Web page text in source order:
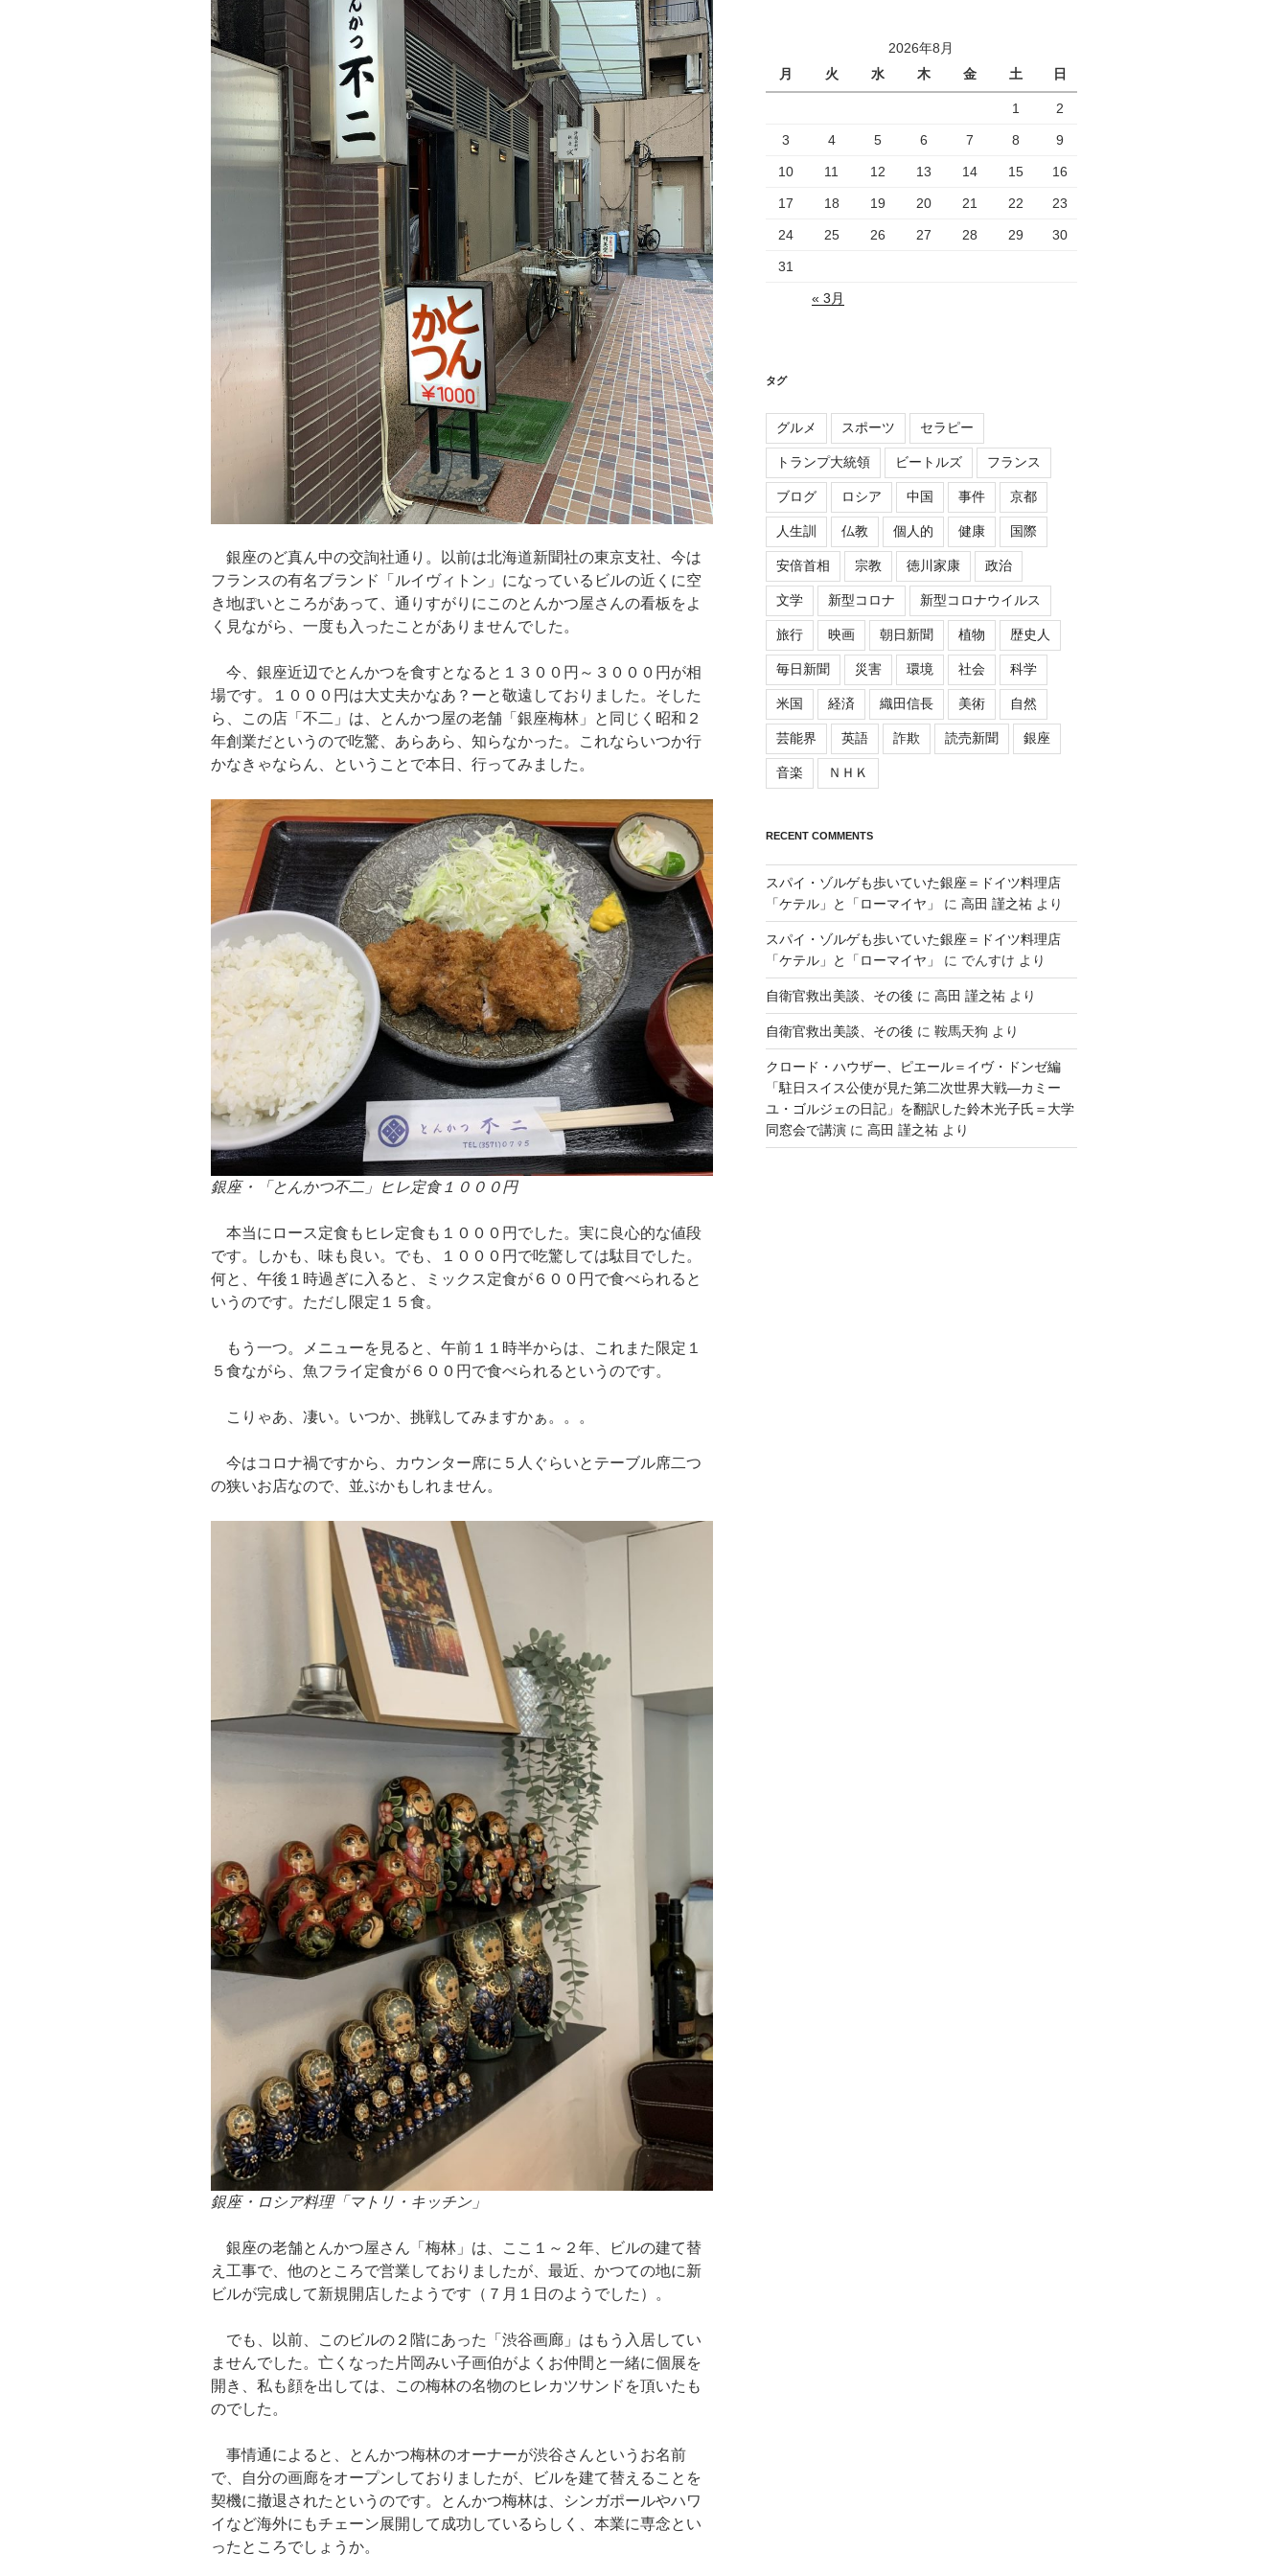
銀座のど真ん中の交詢社通り。以前は北海道新聞社の東京支社、今は
フランスの有名ブランド「ルイヴィトン」になっているビルの近くに空
き地ぽいところがあって、通りすがりにこのとんかつ屋さんの看板をよ
く見ながら、一度も入ったことがありませんでした。
今、銀座近辺でとんかつを食すとなると１３００円～３０００円が相
場です。１０００円は大丈夫かなあ？ーと敬遠しておりました。そした
ら、この店「不二」は、とんかつ屋の老舗「銀座梅林」と同じく昭和２
年創業だというので吃驚、あらあら、知らなかった。これならいつか行
かなきゃならん、ということで本日、行ってみました。
銀座・「とんかつ不二」ヒレ定食１０００円
本当にロース定食もヒレ定食も１０００円でした。実に良心的な値段
です。しかも、味も良い。でも、１０００円で吃驚しては駄目でした。
何と、午後１時過ぎに入ると、ミックス定食が６００円で食べられると
いうのです。ただし限定１５食。
もう一つ。メニューを見ると、午前１１時半からは、これまた限定１
５食ながら、魚フライ定食が６００円で食べられるというのです。
こりゃあ、凄い。いつか、挑戦してみますかぁ。。。
今はコロナ禍ですから、カウンター席に５人ぐらいとテーブル席二つ
の狭いお店なので、並ぶかもしれません。
銀座・ロシア料理「マトリ・キッチン」
銀座の老舗とんかつ屋さん「梅林」は、ここ１～２年、ビルの建て替
え工事で、他のところで営業しておりましたが、最近、かつての地に新
ビルが完成して新規開店したようです（７月１日のようでした）。
でも、以前、このビルの２階にあった「渋谷画廊」はもう入居してい
ませんでした。亡くなった片岡みい子画伯がよくお仲間と一緒に個展を
開き、私も顔を出しては、この梅林の名物のヒレカツサンドを頂いたも
のでした。
事情通によると、とんかつ梅林のオーナーが渋谷さんというお名前
で、自分の画廊をオープンしておりましたが、ビルを建て替えることを
契機に撤退されたというのです。とんかつ梅林は、シンガポールやハワ
イなど海外にもチェーン展開して成功しているらしく、本業に専念とい
ったところでしょうか。
2026年8月
月
火 水 木 金 土 日
1 2
3 4 5 6 7 8 9
10 11 12 13 14 15 16
17 18 19 20 21 22 23
24 25 26 27 28 29 30
31
« 3月
タグ
グルメ スポーツ セラピー
トランプ大統領 ビートルズ フランス
ブログ ロシア 中国 事件 京都
人生訓 仏教 個人的 健康 国際
安倍首相 宗教 徳川家康 政治
文学 新型コロナ 新型コロナウイルス
旅行 映画 朝日新聞 植物 歴史人
毎日新聞 災害 環境 社会 科学
米国 経済 織田信長 美術 自然
芸能界 英語 詐欺 読売新聞 銀座
音楽 ＮＨＫ
RECENT COMMENTS
スパイ・ゾルゲも歩いていた銀座＝ドイツ料理店
「ケテル」と「ローマイヤ」
に 高田 謹之祐より
スパイ・ゾルゲも歩いていた銀座＝ドイツ料理店
「ケテル」と「ローマイヤ」
に でんすけ より
自衛官救出美談、その後 に 高田 謹之祐より
自衛官救出美談、その後 に 鞍馬天狗 より
クロード・ハウザー、ピエール＝イヴ・ドンゼ編
「駐日スイス公使が見た第二次世界大戦―カミー
ユ・ゴルジェの日記」を翻訳した鈴木光子氏＝大学
同窓会で講演に 高田 謹之祐より